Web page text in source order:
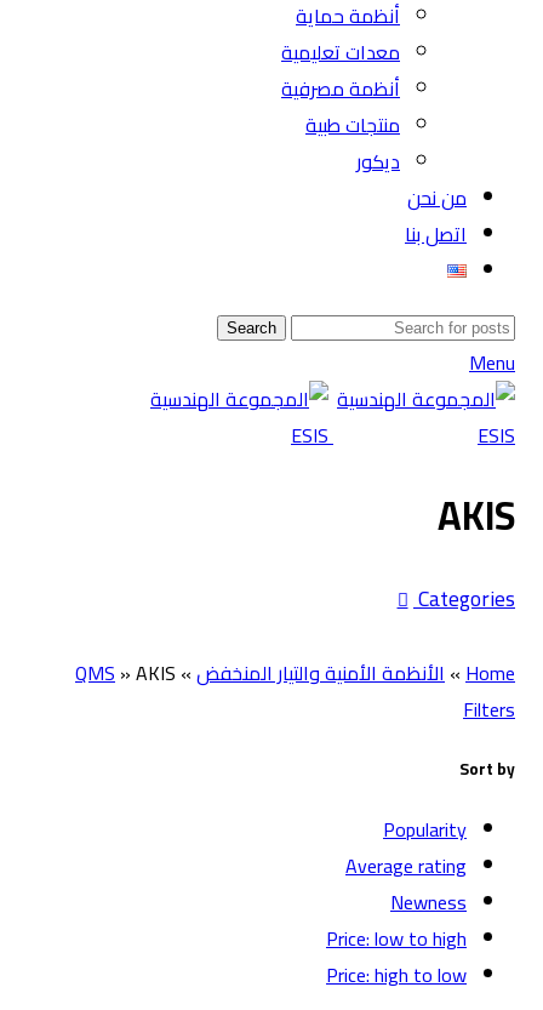
أنظمة حماية
معدات تعليمية
أنظمة مصرفية
منتجات طبية
ديكور
من نحن
اتصل بنا
Search
Menu
AKIS
Categories
Home
»الأنظمة الأمنية والتيار المنخفض»
QMS»AKIS
Filters
Sort by
Popularity
Average rating
Newness
Price: low to high
Price: high to low